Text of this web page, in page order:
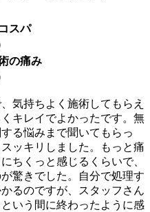
コスパ
の痛み
気持ちよく施術してもらえ
キレイでよかったです。無
る悩みまで聞いてもらっ
ッキリしました。もっと痛
ちくっと感じるくらいで、
驚きでした。自分で処理す
るのですが、スタッフさん
いう間に終わったように感